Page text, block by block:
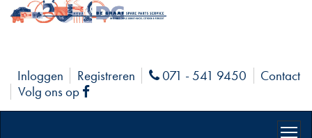
Inloggen Registreren Phone
071 - 541 9450
Contact
Volg ons op
Facebook